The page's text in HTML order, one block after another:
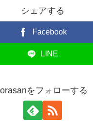
シェアする
Facebook
LINE
をフォローする